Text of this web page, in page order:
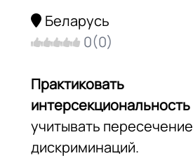
Беларусь
0(0)
Практиковать
интерсекциональность
учитывать пересечение
дискриминаций.